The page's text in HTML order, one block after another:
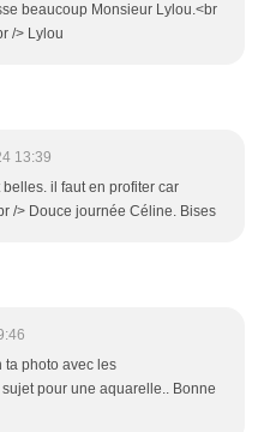
beaucoup Monsieur Lylou.<br
/> Lylou
13:39
il faut en profiter car
/> Douce journée Céline. Bises
ta photo avec les
pour une aquarelle.. Bonne